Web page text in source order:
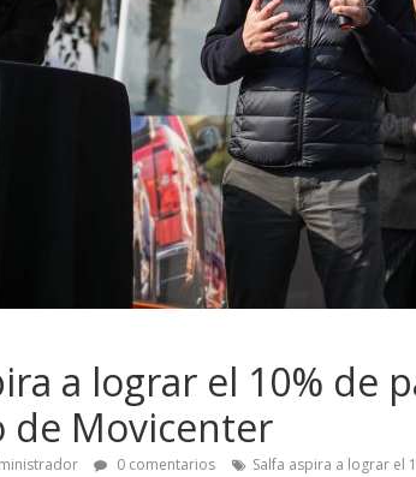
a lograr el 10% de
de Movicenter
0 comentarios Salfa aspira a lograr el